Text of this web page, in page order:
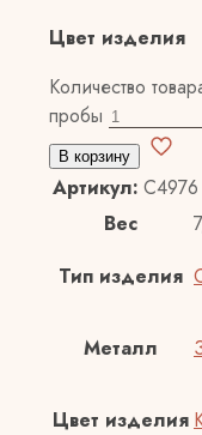
Цвет изделия
Количество
пробы
В корзину
Артикул: С4976
Вес
Тип изделия
Металл
Цвет изделия